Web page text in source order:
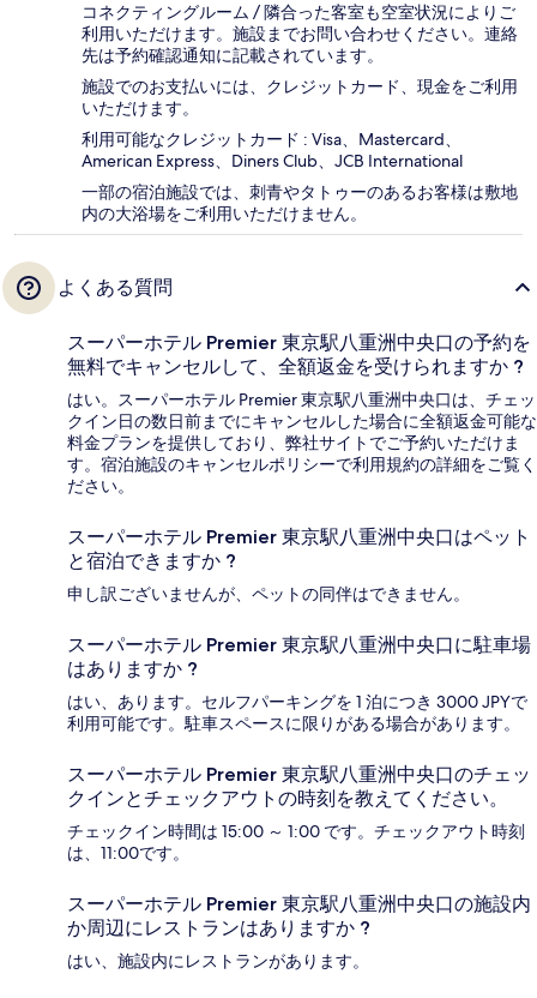
コネクティングルーム / 隣合った客室も空室状況によりご
利用いただけます。施設までお問い合わせください。連絡
先は予約確認通知に記載されています。
施設でのお支払いには、クレジットカード、現金をご利用
いただけます。
利用可能なクレジットカード : Visa、Mastercard、
American Express、Diners Club、JCB International
一部の宿泊施設では、刺青やタトゥーのあるお客様は敷地
内の大浴場をご利用いただけません。
よくある質問
スーパーホテル Premier 東京駅八重洲中央口の予約を
無料でキャンセルして、全額返金を受けられますか ?
はい。スーパーホテル Premier 東京駅八重洲中央口は、チェッ
クイン日の数日前までにキャンセルした場合に全額返金可能な
料金プランを提供しており、弊社サイトでご予約いただけま
す。宿泊施設のキャンセルポリシーで利用規約の詳細をご覧く
ださい。
スーパーホテル Premier 東京駅八重洲中央口はペット
と宿泊できますか ?
申し訳ございませんが、ペットの同伴はできません。
スーパーホテル Premier 東京駅八重洲中央口に駐車場
はありますか ?
はい、あります。セルフパーキングを 1 泊につき 3000 JPYで
利用可能です。駐車スペースに限りがある場合があります。
スーパーホテル Premier 東京駅八重洲中央口のチェッ
クインとチェックアウトの時刻を教えてください。
チェックイン時間は 15:00 ～ 1:00 です。チェックアウト時刻
は、11:00です。
スーパーホテル Premier 東京駅八重洲中央口の施設内
か周辺にレストランはありますか ?
はい、施設内にレストランがあります。